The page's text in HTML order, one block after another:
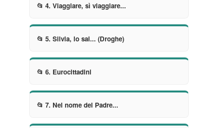
📂 4. Viaggiare, sì viaggiare...
📂 5. Silvia, lo sai... (Droghe)
📂 6. Eurocittadini
📂 7. Nel nome del Padre...